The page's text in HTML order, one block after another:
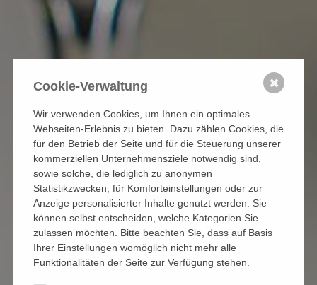
Cookie-Verwaltung
Wir verwenden Cookies, um Ihnen ein optimales
Webseiten-Erlebnis zu bieten. Dazu zählen Cookies, die
für den Betrieb der Seite und für die Steuerung unserer
kommerziellen Unternehmensziele notwendig sind,
sowie solche, die lediglich zu anonymen
Statistikzwecken, für Komforteinstellungen oder zur
Anzeige personalisierter Inhalte genutzt werden. Sie
können selbst entscheiden, welche Kategorien Sie
zulassen möchten. Bitte beachten Sie, dass auf Basis
Ihrer Einstellungen womöglich nicht mehr alle
Funktionalitäten der Seite zur Verfügung stehen.
✖